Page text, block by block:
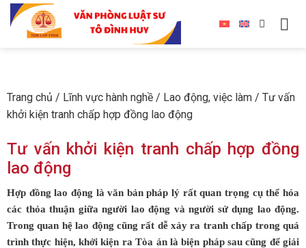
Trang chủ / Lĩnh vực hành nghề / Lao động, việc làm / Tư vấn
khởi kiện tranh chấp hợp đồng lao động
Tư vấn khởi kiện tranh chấp hợp đồng
lao động
Hợp đồng lao động là văn bản pháp lý rất quan trọng cụ thể hóa
các thỏa thuận giữa người lao động và người sử dụng lao động.
Trong quan hệ lao động cũng rất dễ xảy ra tranh chấp trong quá
trình thực hiện, khởi kiện ra Tòa án là biện pháp sau cũng để giải